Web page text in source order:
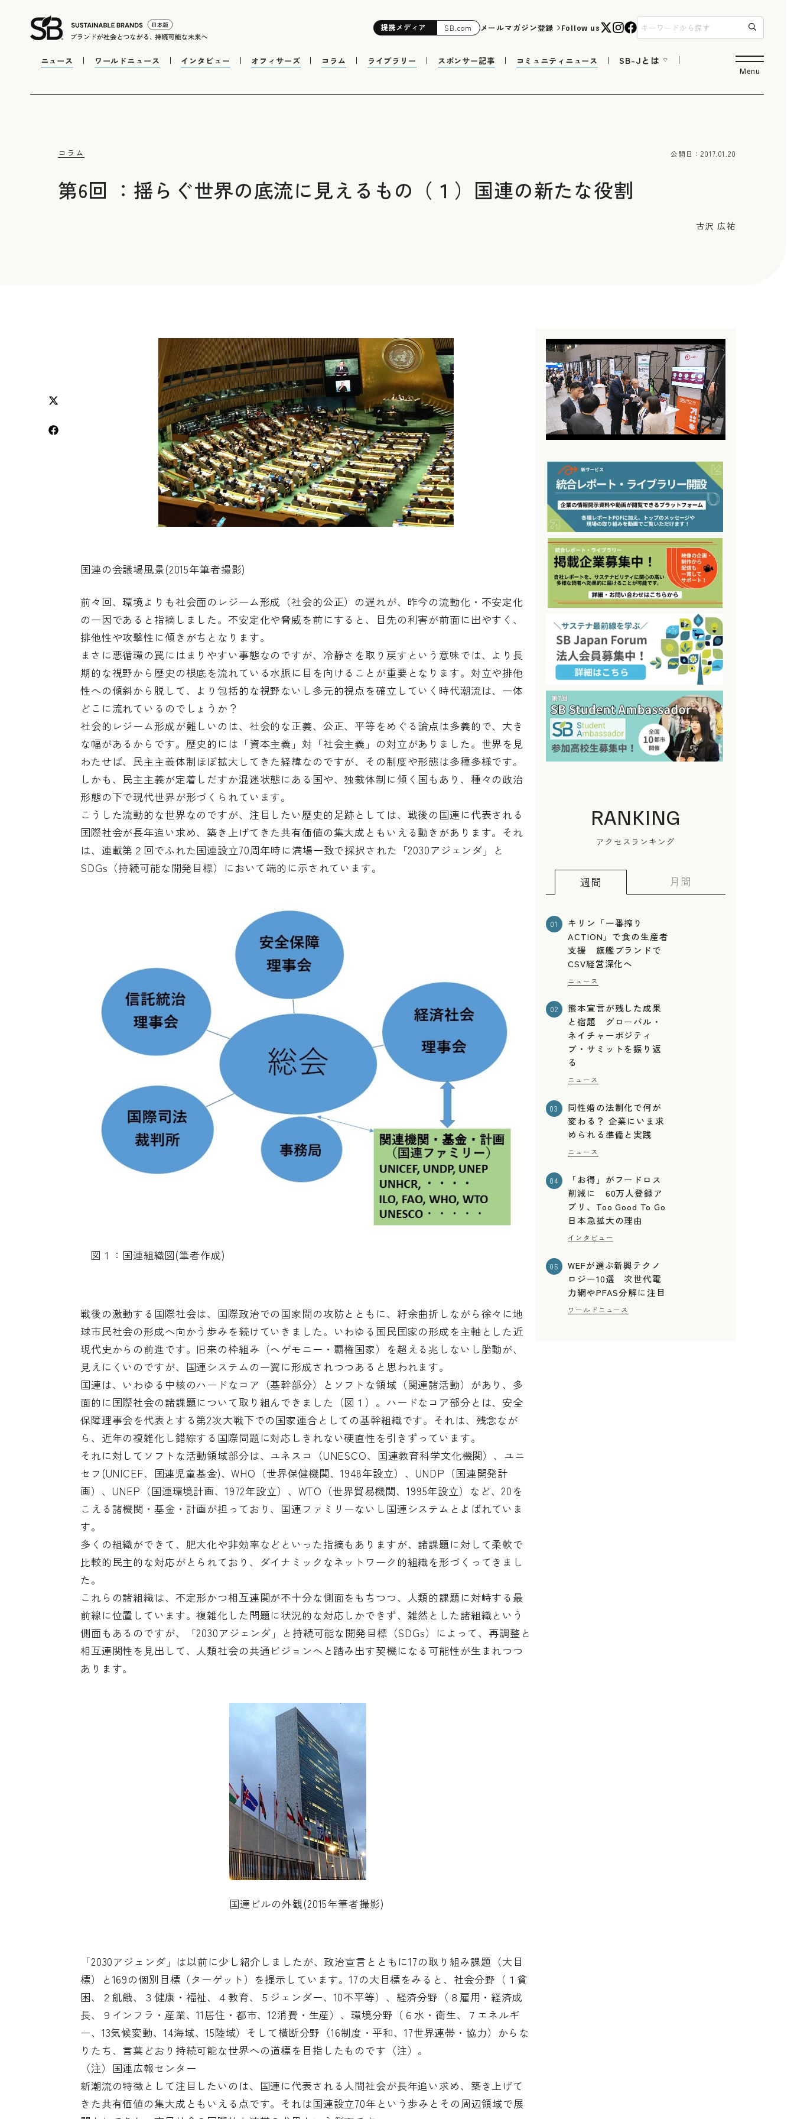
提携メディア SB.com メールマガジン登録 Follow us
ニュース ワールドニュース インタビュー オフィサーズ コラム ライブラリー スポンサー記事 コミュニティニュース SB-Jとは
Menu
コラム 公開日：2017.01.20
第6回 ：揺らぐ世界の底流に見えるもの（１）国連の新たな役割
古沢 広祐
国連の会議場風景(2015年筆者撮影)
前々回、環境よりも社会面のレジーム形成（社会的公正）の遅れが、昨今の流動化・不安定化
の一因であると指摘しました。不安定化や脅威を前にすると、目先の利害が前面に出やすく、
排他性や攻撃性に傾きがちとなります。
まさに悪循環の罠にはまりやすい事態なのですが、冷静さを取り戻すという意味では、より長
期的な視野から歴史の根底を流れている水脈に目を向けることが重要となります。対立や排他
性への傾斜から脱して、より包括的な視野ないし多元的視点を確立していく時代潮流は、一体
どこに流れているのでしょうか？
社会的レジーム形成が難しいのは、社会的な正義、公正、平等をめぐる論点は多義的で、大き
な幅があるからです。歴史的には「資本主義」対「社会主義」の対立がありました。世界を見
わたせば、民主主義体制ほぼ拡大してきた経緯なのですが、その制度や形態は多種多様です。
しかも、民主主義が定着しだすか混迷状態にある国や、独裁体制に傾く国もあり、種々の政治
形態の下で現代世界が形づくられています。
こうした流動的な世界なのですが、注目したい歴史的足跡としては、戦後の国連に代表される
国際社会が長年追い求め、築き上げてきた共有価値の集大成ともいえる動きがあります。それ
は、連載第２回でふれた国連設立70周年時に満場一致で採択された「2030アジェンダ」と
SDGs（持続可能な開発目標）において端的に示されています。
図１：国連組織図(筆者作成)
戦後の激動する国際社会は、国際政治での国家間の攻防とともに、紆余曲折しながら徐々に地
球市民社会の形成へ向かう歩みを続けていきました。いわゆる国民国家の形成を主軸とした近
現代史からの前進です。旧来の枠組み（ヘゲモニー・覇権国家）を超える兆しないし胎動が、
見えにくいのですが、国連システムの一翼に形成されつつあると思われます。
国連は、いわゆる中核のハードなコア（基幹部分）とソフトな領域（関連諸活動）があり、多
面的に国際社会の諸課題について取り組んできました（図１）。ハードなコア部分とは、安全
保障理事会を代表とする第2次大戦下での国家連合としての基幹組織です。それは、残念なが
ら、近年の複雑化し錯綜する国際問題に対応しきれない硬直性を引きずっています。
それに対してソフトな活動領域部分は、ユネスコ（UNESCO、国連教育科学文化機関）、ユニ
セフ(UNICEF、国連児童基金)、WHO（世界保健機関、1948年設立）、UNDP（国連開発計
画）、UNEP（国連環境計画、1972年設立）、WTO（世界貿易機関、1995年設立）など、20を
こえる諸機関・基金・計画が担っており、国連ファミリーないし国連システムとよばれていま
す。
多くの組織ができて、肥大化や非効率などといった指摘もありますが、諸課題に対して柔軟で
比較的民主的な対応がとられており、ダイナミックなネットワーク的組織を形づくってきまし
た。
これらの諸組織は、不定形かつ相互連関が不十分な側面をもちつつ、人類的課題に対峙する最
前線に位置しています。複雑化した問題に状況的な対応しかできず、雑然とした諸組織という
側面もあるのですが、「2030アジェンダ」と持続可能な開発目標（SDGs）によって、再調整と
相互連関性を見出して、人類社会の共通ビジョンへと踏み出す契機になる可能性が生まれつつ
あります。
国連ビルの外観(2015年筆者撮影)
「2030アジェンダ」は以前に少し紹介しましたが、政治宣言とともに17の取り組み課題（大目
標）と169の個別目標（ターゲット）を提示しています。17の大目標をみると、社会分野（１貧
困、２飢餓、３健康・福祉、４教育、５ジェンダー、10不平等）、経済分野（８雇用・経済成
長、９インフラ・産業、11居住・都市、12消費・生産）、環境分野（６水・衛生、７エネルギ
ー、13気候変動、14海域、15陸域）そして横断分野（16制度・平和、17世界連帯・協力）からな
りたち、言葉どおり持続可能な世界への道標を目指したものです（注）。
（注） 国連広報センター
新潮流の特徴として注目したいのは、国連に代表される人間社会が長年追い求め、築き上げて
きた共有価値の集大成ともいえる点です。それは国連設立70年という歩みとその周辺領域で展
RANKING
アクセスランキング
週間 月間
01
キリン「一番搾り
ACTION」で食の生産者
支援 旗艦ブランドで
CSV経営深化へ
ニュース
02
熊本宣言が残した成果
と宿題 グローバル・
ネイチャーポジティ
ブ・サミットを振り返
る
ニュース
03
同性婚の法制化で何が
変わる？ 企業にいま求
められる準備と実践
ニュース
04
「お得」がフードロス
削減に 60万人登録ア
プリ、Too Good To Go
日本急拡大の理由
インタビュー
05
WEFが選ぶ新興テクノ
ロジー10選 次世代電
力網やPFAS分解に注目
ワールドニュース